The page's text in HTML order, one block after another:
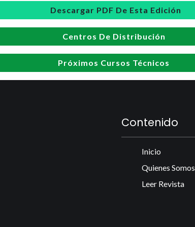
Descargar PDF De Esta Edición
Centros De Distribución
Próximos Cursos Técnicos
Contenido
Inicio
Quienes Somos
Leer Revista